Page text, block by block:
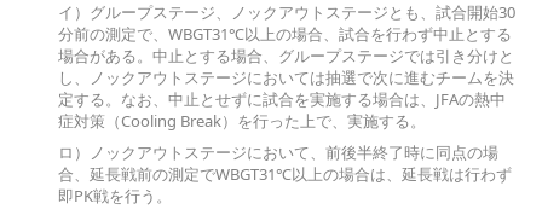
イ）グループステージ、ノックアウトステージとも、試合開始30
分前の測定で、WBGT31℃以上の場合、試合を行わず中止とする
場合がある。中止とする場合、グループステージでは引き分けと
し、ノックアウトステージにおいては抽選で次に進むチームを決
定する。なお、中止とせずに試合を実施する場合は、JFAの熱中
症対策（Cooling Break）を行った上で、実施する。
ロ）ノックアウトステージにおいて、前後半終了時に同点の場
合、延長戦前の測定でWBGT31℃以上の場合は、延長戦は行わず
即PK戦を行う。